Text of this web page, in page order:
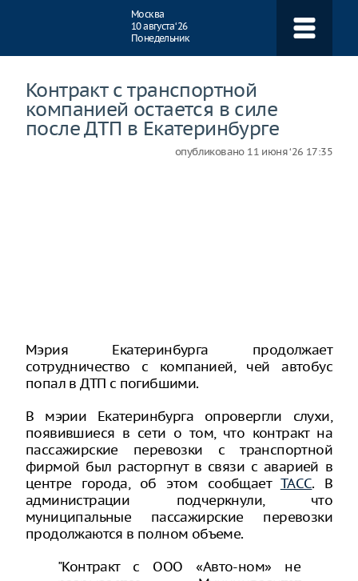
Москва
10 августа ‘26
Понедельник
Контракт с транспортной
компанией остается в силе
после ДТП в Екатеринбурге
опубликовано 11 июня ‘26 17:35
Мэрия Екатеринбурга продолжает
сотрудничество с компанией, чей автобус
попал в ДТП с погибшими.
В мэрии Екатеринбурга опровергли слухи,
появившиеся в сети о том, что контракт на
пассажирские перевозки с транспортной
фирмой был расторгнут в связи с аварией в
центре города, об этом сообщает ТАСС. В
администрации подчеркнули, что
муниципальные пассажирские перевозки
продолжаются в полном объеме.
"Контракт с ООО «Авто-ном» не